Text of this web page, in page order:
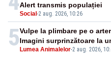
Social -2 aug. 2026, 10:26
Alert transmis populației
5 Lumea Animalelor-2 aug. 2026,
Vulpe la plimbare pe o
Imagini surprinzătoare la